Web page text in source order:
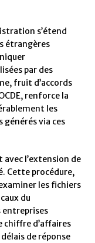
s’étend
étrangères
par des
fruit d’accords
renforce la
les
via ces
l’extension de
Cette procédure,
les fichiers
du
entreprises
chiffre d’affaires
de réponse